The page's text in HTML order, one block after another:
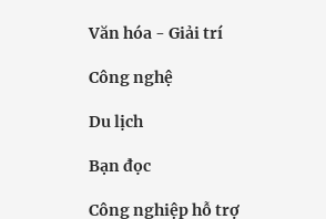
Văn hóa - Giải trí
Công nghệ
Du lịch
Bạn đọc
Công nghiệp hỗ trợ